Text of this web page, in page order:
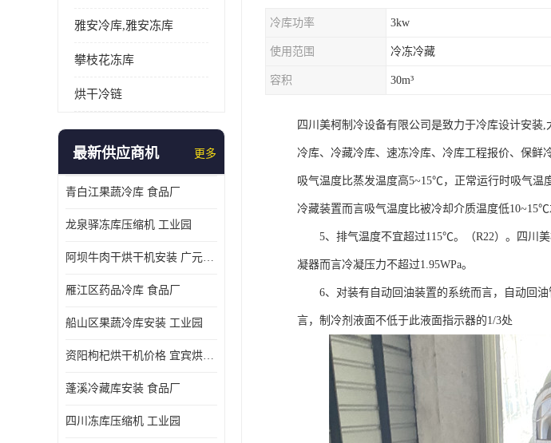
雅安冷库,雅安冻库
攀枝花冻库
烘干冷链
最新供应商机 更多
青白江果蔬冷库 食品厂
龙泉驿冻库压缩机 工业园
阿坝牛肉干烘干机安装 广元牛肉干烘干机 安装造价
雁江区药品冷库 食品厂
船山区果蔬冷库安装 工业园
资阳枸杞烘干机价格 宜宾烘房价格 冷库板生产
蓬溪冷藏库安装 食品厂
四川冻库压缩机 工业园
冷库功率 3kw
使用范围 冷冻冷藏
容积 30m³
四川美柯制冷设备有限公司是致力于冷库设计安
冷库、冷藏冷库、速冻冷库、冷库工程报价、保鲜
吸气温度比蒸发温度高5~15℃，正常运行时吸气
冷藏装置而言吸气温度比被冷却介质温度低10~15℃
5、排气温度不宜超过115℃。（R22）。四川美
凝器而言冷凝压力不超过1.95WPa。
6、对装有自动回油装置的系统而言，自动回油
言，制冷剂液面不低于此液面指示器的1/3处